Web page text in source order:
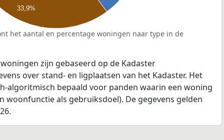
33,9%
het aantal en percentage woningen naar type in de
zijn gebaseerd op de Kadaster
over stand- en ligplaatsen van het Kadaster. Het
algoritmisch bepaald voor panden waarin een woning
woonfunctie als gebruiksdoel). De gegevens gelden